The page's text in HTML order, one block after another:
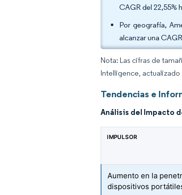
CAGR del 22,55%
Por geografía,
alcanzar una
Nota: Las cifras de
Intelligence,
Tendencias e
Análisis del Impacto
IMPULSOR
Aumento en la
dispositivos